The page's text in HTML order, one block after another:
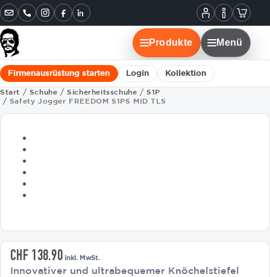
Mein
Konto
Informationen
Instagram
FacebookLinkedIn
Produkte Menü
Firmenausrüstung starten Login Kollektion
Start / Schuhe /Sicherheitsschuhe /S1P
/ Safety Jogger FREEDOM S1PS MID TLS
CHF 138.90 inkl. MwSt.
Innovativer und ultrabequemer Knöchelstiefel